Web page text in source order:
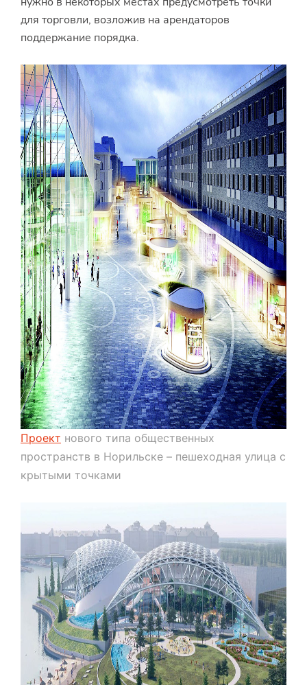
для торговли, возложив на арендаторов
поддержание порядка.
Проект нового типа общественных
пространств в Норильске – пешеходная улица с
крытыми точками